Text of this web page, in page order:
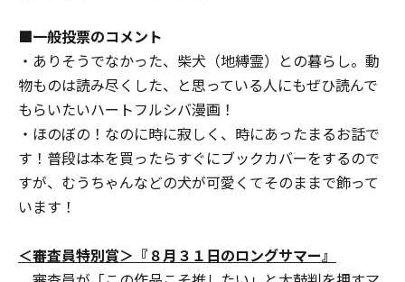
■一般投票のコメント
・ありそうでなかった、柴犬（地縛霊）との暮らし。動
物ものは読み尽くした、と思っている人にもぜひ読んで
もらいたいハートフルシバ漫画！
・ほのぼの！なのに時に寂しく、時にあったまるお話で
す！普段は本を買ったらすぐにブックカバーをするので
すが、むうちゃんなどの犬が可愛くてそのままで飾って
います！
＜審査員特別賞＞『８月３１日のロングサマー』